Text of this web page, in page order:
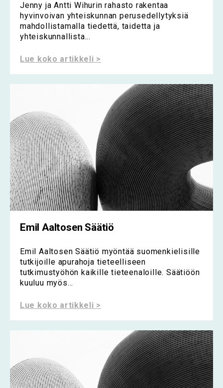
Jenny ja Antti Wihurin rahasto rakentaa
hyvinvoivan yhteiskunnan perusedellytyksiä
mahdollistamalla tiedettä, taidetta ja
yhteiskunnallista...
Lue koko artikkeli >
Emil Aaltosen Säätiö
Emil Aaltosen Säätiö myöntää suomenkielisille
tutkijoille apurahoja tieteelliseen
tutkimustyöhön kaikille tieteenaloille. Säätiöön
kuuluu myös...
Lue koko artikkeli >